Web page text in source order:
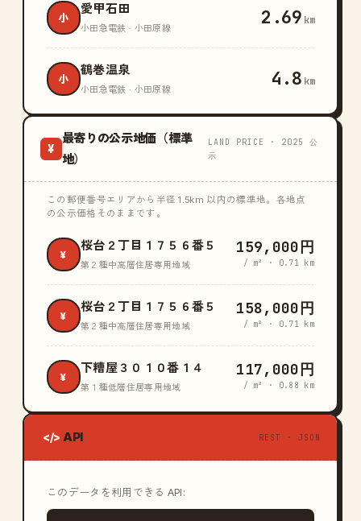
小
愛甲石田
小田急電鉄 · 小田原線 2.69 km
小
鶴巻温泉
小田急電鉄 · 小田原線 4.8 km
¥
最寄りの公示地価（標準
地）
LAND PRICE · 2025 公
示
この郵便番号エリアから半径 1.5km 以内の標準地。各地点
の公示価格そのままです。
¥
桜台２丁目１７５６番５
第２種中高層住居専用地域
159,000円
/ m² · 0.71 km
¥
桜台２丁目１７５６番５
第２種中高層住居専用地域
158,000円
/ m² · 0.71 km
¥
下糟屋３０１０番１４
第１種低層住居専用地域
117,000円
/ m² · 0.88 km
</> API REST · JSON
このデータを利用できる API: